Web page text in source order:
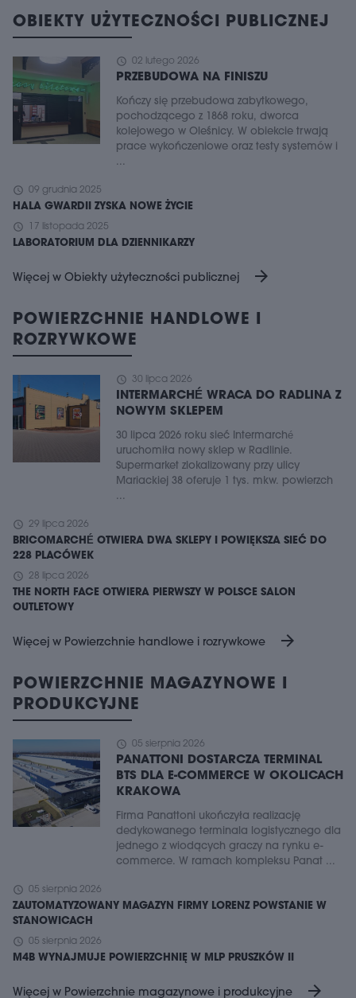
OBIEKTY UŻYTECZNOŚCI PUBLICZNEJ
schedule 02 lutego 2026
PRZEBUDOWA NA FINISZU
Kończy się przebudowa zabytkowego,
pochodzącego z 1868 roku, dworca
kolejowego w Oleśnicy. W obiekcie trwają
prace wykończeniowe oraz testy systemów i
...
schedule 09 grudnia 2025
HALA GWARDII ZYSKA NOWE ŻYCIE
schedule 17 listopada 2025
LABORATORIUM DLA DZIENNIKARZY
Więcej w Obiekty użyteczności publicznej arrow_forward
POWIERZCHNIE HANDLOWE I
ROZRYWKOWE
schedule 30 lipca 2026
INTERMARCHÉ WRACA DO RADLINA Z
NOWYM SKLEPEM
30 lipca 2026 roku sieć Intermarché
uruchomiła nowy sklep w Radlinie.
Supermarket zlokalizowany przy ulicy
Mariackiej 38 oferuje 1 tys. mkw. powierzch
...
schedule 29 lipca 2026
BRICOMARCHÉ OTWIERA DWA SKLEPY I POWIĘKSZA SIEĆ DO
228 PLACÓWEK
schedule 28 lipca 2026
THE NORTH FACE OTWIERA PIERWSZY W POLSCE SALON
OUTLETOWY
Więcej w Powierzchnie handlowe i rozrywkowe arrow_forward
POWIERZCHNIE MAGAZYNOWE I
PRODUKCYJNE
schedule 05 sierpnia 2026
PANATTONI DOSTARCZA TERMINAL
BTS DLA E-COMMERCE W OKOLICACH
KRAKOWA
Firma Panattoni ukończyła realizację
dedykowanego terminala logistycznego dla
jednego z wiodących graczy na rynku e-
commerce. W ramach kompleksu Panat ...
schedule 05 sierpnia 2026
ZAUTOMATYZOWANY MAGAZYN FIRMY LORENZ POWSTANIE W
STANOWICACH
schedule 05 sierpnia 2026
M4B WYNAJMUJE POWIERZCHNIĘ W MLP PRUSZKÓW II
Więcej w Powierzchnie magazynowe i produkcyjne arrow_forward